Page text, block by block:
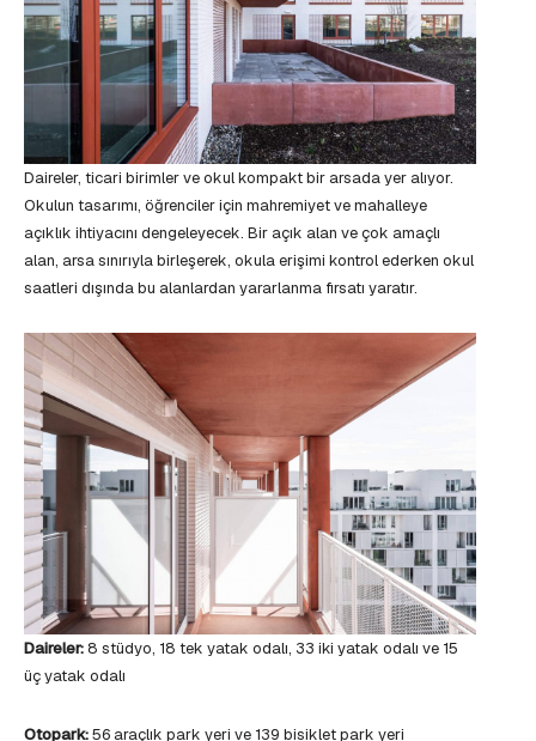
Daireler, ticari birimler ve okul kompakt bir arsada yer alıyor.
Okulun tasarımı, öğrenciler için mahremiyet ve mahalleye
açıklık ihtiyacını dengeleyecek. Bir açık alan ve çok amaçlı
alan, arsa sınırıyla birleşerek, okula erişimi kontrol ederken okul
saatleri dışında bu alanlardan yararlanma fırsatı yaratır.
Daireler: 8 stüdyo, 18 tek yatak odalı, 33 iki yatak odalı ve 15
üç yatak odalı
Otopark:56 araçlık park yeri ve 139 bisiklet park yeri